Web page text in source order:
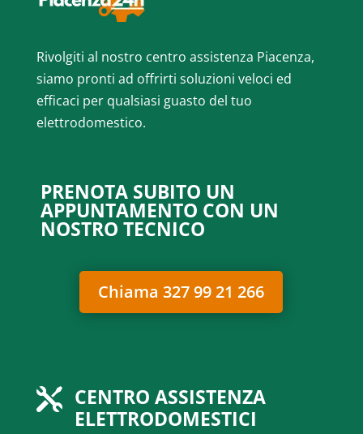
Rivolgiti al nostro centro assistenza Piacenza,
siamo pronti ad offrirti soluzioni veloci ed
efficaci per qualsiasi guasto del tuo
elettrodomestico.
PRENOTA SUBITO UN
APPUNTAMENTO CON UN
NOSTRO TECNICO
Chiama 327 99 21 266
 CENTRO ASSISTENZA
ELETTRODOMESTICI